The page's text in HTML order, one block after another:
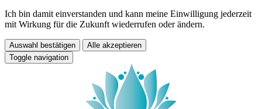
Ich bin damit einverstanden und kann meine Einwilligung jederzeit
mit Wirkung für die Zukunft wiederrufen oder ändern.
Auswahl bestätigen
Alle akzeptieren
Toggle navigation